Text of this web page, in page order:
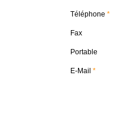
Téléphone
Fax
Portable
E-Mail